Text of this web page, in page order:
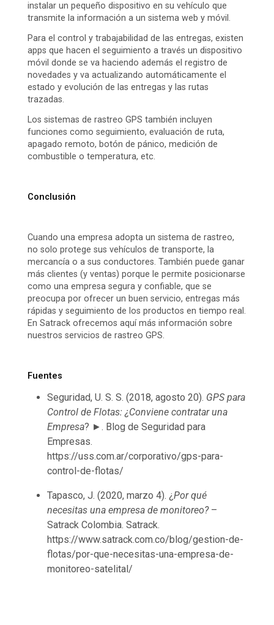
instalar un pequeño dispositivo en su vehículo que
transmite la información a un sistema web y móvil.
Para el control y trabajabilidad de las entregas, existen
apps que hacen el seguimiento a través un dispositivo
móvil donde se va haciendo además el registro de
novedades y va actualizando automáticamente el
estado y evolución de las entregas y las rutas
trazadas.
Los sistemas de rastreo GPS también incluyen
funciones como seguimiento, evaluación de ruta,
apagado remoto, botón de pánico, medición de
combustible o temperatura, etc.
Conclusión
Cuando una empresa adopta un sistema de rastreo,
no solo protege sus vehículos de transporte, la
mercancía o a sus conductores. También puede ganar
más clientes (y ventas) porque le permite posicionarse
como una empresa segura y confiable, que se
preocupa por ofrecer un buen servicio, entregas más
rápidas y seguimiento de los productos en tiempo real.
En Satrack ofrecemos aquí más información sobre
nuestros servicios de rastreo GPS.
Fuentes
Seguridad, U. S. S. (2018, agosto 20). GPS para
Control de Flotas: ¿Conviene contratar una
Empresa? ►. Blog de Seguridad para
Empresas.
https://uss.com.ar/corporativo/gps-para-
control-de-flotas/
Tapasco, J. (2020, marzo 4). ¿Por qué
necesitas una empresa de monitoreo?–
Satrack Colombia. Satrack.
https://www.satrack.com.co/blog/gestion-de-
flotas/por-que-necesitas-una-empresa-de-
monitoreo-satelital/